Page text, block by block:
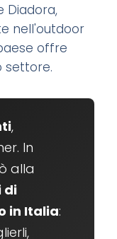
Diadora,
nell'outdoor
offre
settore.
,
In
alla
di
in Italia: